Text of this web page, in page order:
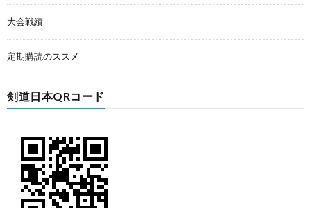
大会戦績
定期購読のススメ
剣道日本QRコード